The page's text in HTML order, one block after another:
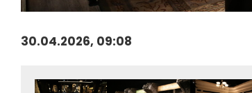
30.04.2026, 09:08